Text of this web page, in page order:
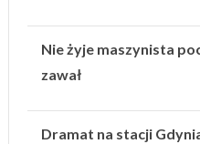
Nie żyje maszynista
zawał
Dramat na stacji